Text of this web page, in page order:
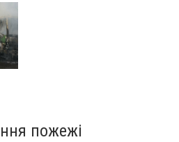
пожежі